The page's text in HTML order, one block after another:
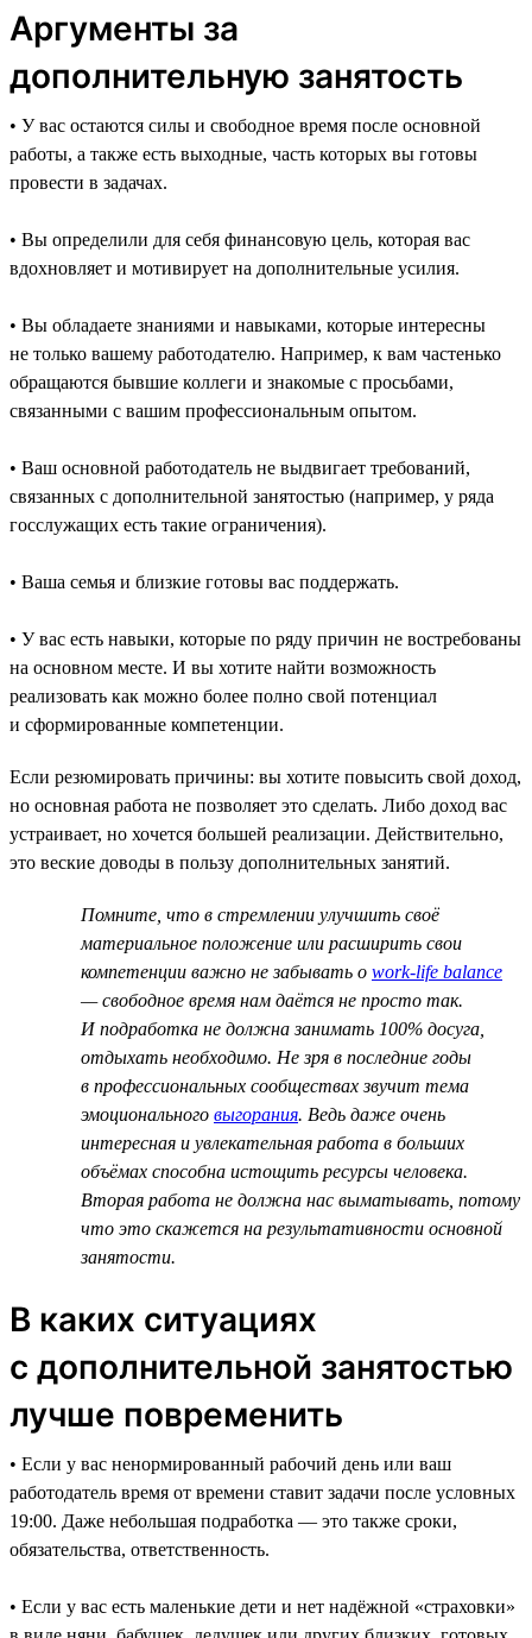
Аргументы за
дополнительную занятость
• У вас остаются силы и свободное время после основной
работы, а также есть выходные, часть которых вы готовы
провести в задачах.
• Вы определили для себя финансовую цель, которая вас
вдохновляет и мотивирует на дополнительные усилия.
• Вы обладаете знаниями и навыками, которые интересны
не только вашему работодателю. Например, к вам частенько
обращаются бывшие коллеги и знакомые с просьбами,
связанными с вашим профессиональным опытом.
• Ваш основной работодатель не выдвигает требований,
связанных с дополнительной занятостью (например, у ряда
госслужащих есть такие ограничения).
• Ваша семья и близкие готовы вас поддержать.
• У вас есть навыки, которые по ряду причин не востребованы
на основном месте. И вы хотите найти возможность
реализовать как можно более полно свой потенциал
и сформированные компетенции.
Если резюмировать причины: вы хотите повысить свой доход,
но основная работа не позволяет это сделать. Либо доход вас
устраивает, но хочется большей реализации. Действительно,
это веские доводы в пользу дополнительных занятий.
Помните, что в стремлении улучшить своё
материальное положение или расширить свои
компетенции важно не забывать о work-life balance
— свободное время нам даётся не просто так.
И подработка не должна занимать 100% досуга,
отдыхать необходимо. Не зря в последние годы
в профессиональных сообществах звучит тема
эмоционального выгорания. Ведь даже очень
интересная и увлекательная работа в больших
объёмах способна истощить ресурсы человека.
Вторая работа не должна нас выматывать, потому
что это скажется на результативности основной
занятости.
В каких ситуациях
с дополнительной занятостью
лучше повременить
• Если у вас ненормированный рабочий день или ваш
работодатель время от времени ставит задачи после условных
19:00. Даже небольшая подработка — это также сроки,
обязательства, ответственность.
• Если у вас есть маленькие дети и нет надёжной «страховки»